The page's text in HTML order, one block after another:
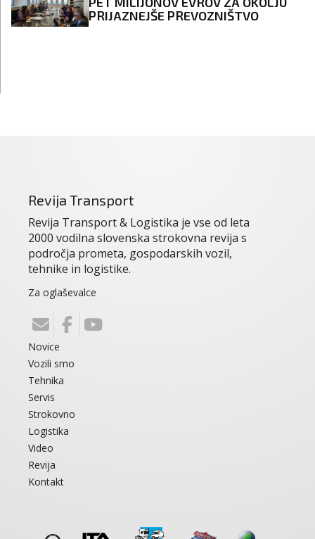
PRIJAZNEJŠE PREVOZNIŠTVO
Revija Transport
Revija Transport & Logistika je vse od leta
2000 vodilna slovenska strokovna revija s
področja prometa, gospodarskih vozil,
tehnike in logistike.
Za oglaševalce
Novice
Vozili smo
Tehnika
Servis
Strokovno
Logistika
Video
Revija
Kontakt